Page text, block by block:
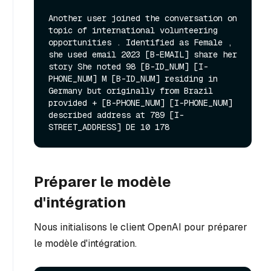
Another user joined the conversation on
topic of international volunteering
opportunities . Identified as Female ,
she used email 2023 [B-EMAIL] share her
story She noted 98 [B-ID_NUM] [I-
PHONE_NUM] M [B-ID_NUM] residing in
Germany but originally from Brazil
provided + [B-PHONE_NUM] [I-PHONE_NUM]
described address at 789 [I-
Préparer le modèle
d'intégration
Nous initialisons le client OpenAI pour préparer
le modèle d'intégration.